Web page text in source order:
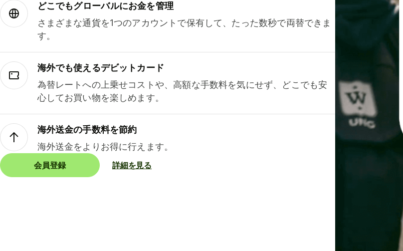
どこでもグ⁠ロ⁠ー⁠バ⁠ルにお金を管理
さまざまな通貨を1つのアカウントで保有して、たった数秒で両替できま
す。
海外でも使えるデビットカード
為替レートへの上乗せコストや、高額な手数料を気にせず、どこでも安
心してお買い物を楽しめます。
海外送金の手数料を節約
海外送金をよりお得に行えます。
会員登録 詳細を見る